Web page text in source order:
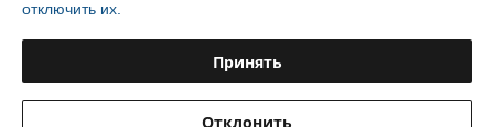
УНП: 192939798
Регистрационный орган: Минский горисполком
Дата регистрации компании: 10.07.2017
отключить их.
Принять
Отклонить